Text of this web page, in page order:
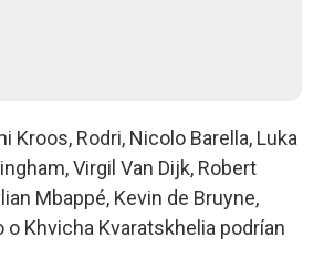
Kroos, Rodri, Nicolo Barella, Luka
Virgil Van Dijk, Robert
Mbappé, Kevin de Bruyne,
o Khvicha Kvaratskhelia podrían